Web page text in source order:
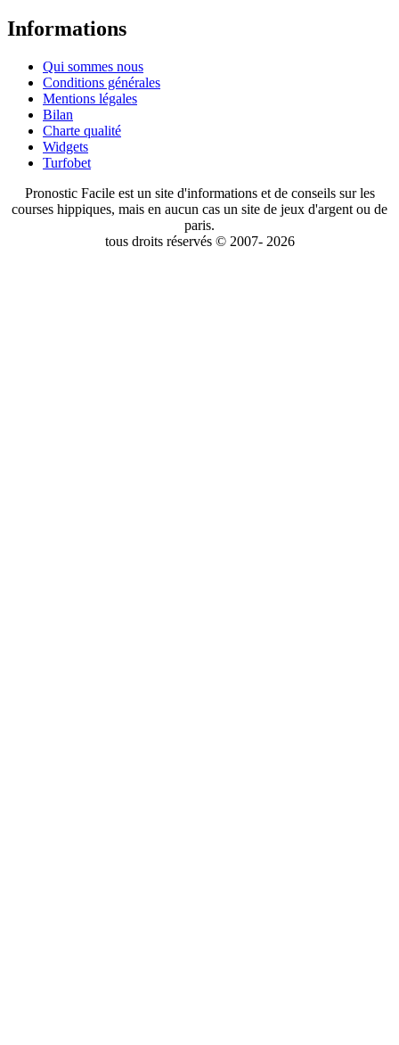
Informations
Qui sommes nous
Conditions générales
Mentions légales
Bilan
Charte qualité
Widgets
Turfobet
Pronostic Facile est un site d'informations et de conseils sur les
courses hippiques, mais en aucun cas un site de jeux d'argent ou de
paris.
tous droits réservés © 2007- 2026